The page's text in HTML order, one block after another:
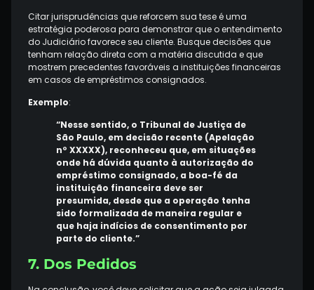
Citar jurisprudências que reforcem sua tese é uma
estratégia poderosa para demonstrar que o entendimento
do Judiciário favorece seu cliente. Busque decisões que
tenham relação direta com a matéria discutida e que
mostrem precedentes favoráveis a instituições financeiras
em casos de empréstimos consignados.
Exemplo:
“Nesse sentido, o Tribunal de Justiça de
São Paulo, em decisão recente (Apelação
nº XXXXX), reconheceu que, em situações
onde há dúvida quanto à autorização do
empréstimo consignado, a boa-fé da
instituição financeira deve ser
presumida, desde que a operação tenha
sido formalizada de maneira regular e
que haja indícios de consentimento por
parte do cliente.”
7. Dos Pedidos